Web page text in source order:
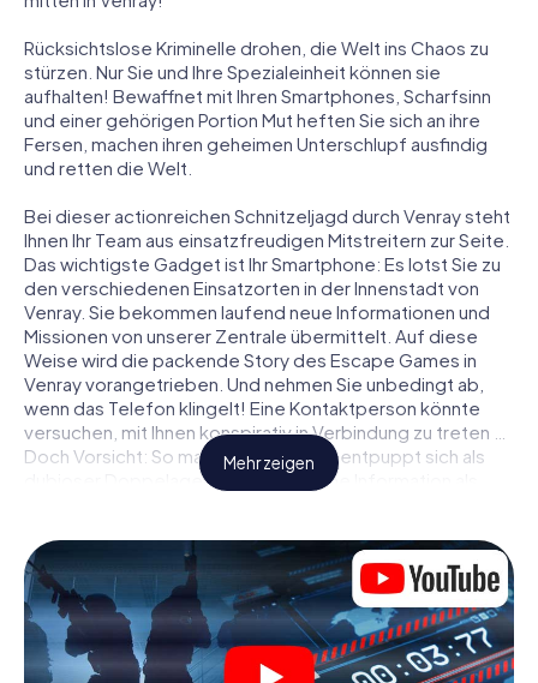
Rücksichtslose Kriminelle drohen, die Welt ins Chaos zu
stürzen. Nur Sie und Ihre Spezialeinheit können sie
aufhalten! Bewaffnet mit Ihren Smartphones, Scharfsinn
und einer gehörigen Portion Mut heften Sie sich an ihre
Fersen, machen ihren geheimen Unterschlupf ausfindig
und retten die Welt.
Bei dieser actionreichen Schnitzeljagd durch Venray steht
Ihnen Ihr Team aus einsatzfreudigen Mitstreitern zur Seite.
Das wichtigste Gadget ist Ihr Smartphone: Es lotst Sie zu
den verschiedenen Einsatzorten in der Innenstadt von
Venray. Sie bekommen laufend neue Informationen und
Missionen von unserer Zentrale übermittelt. Auf diese
Weise wird die packende Story des Escape Games in
Venray vorangetrieben. Und nehmen Sie unbedingt ab,
wenn das Telefon klingelt! Eine Kontaktperson könnte
versuchen, mit Ihnen konspirativ in Verbindung zu treten …
Doch Vorsicht: So mancher Informant entpuppt sich als
dubioser Doppelagent und so manche Information als
Sie niemandem!
Anders als in einem klassischen Escape Room in Venray
sind Sie also nicht in ein Zimmer eingesperrt, aus dem Sie
sich in einem vorgegebenen Zeitfenster befreien
müssen. Diese Smartphone Schnitzeljagd erklärt ganz
Mehr zeigen